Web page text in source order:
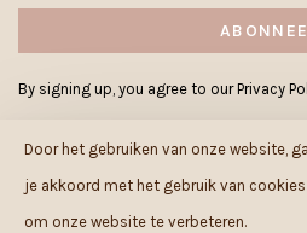
By signing up, you agree to our Privacy
© Copyright 2026 Cowcow.be-
Door het gebruiken van onze website, ga
je akkoord met het gebruik van cookies
om onze website te verbeteren.